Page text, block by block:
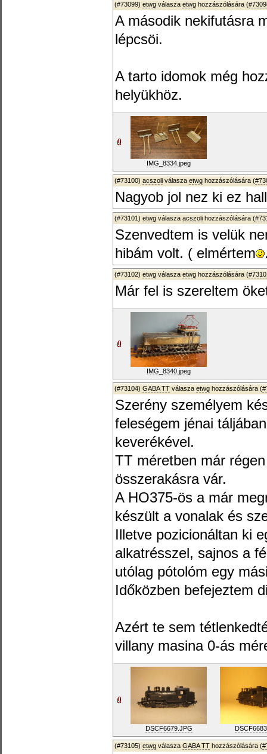
(#73099) etwg válasza etwg hozzászólására (
A második nekifutásra
lépcsöi.
A tarto idomok még
helyükhöz.
IMG_8334.jpeg
(#73100) acszoli válasza etwg hozzászólására (
Nagyob jol nez ki ez
(#73101) etwg válasza acszoli hozzászólására (
Szenvedtem is velük
hibám volt. ( elmértem
(#73102) etwg válasza etwg hozzászólására (
Már fel is szereltem
IMG_8340.jpeg
(#73104) GABA TT válasza etwg hozzászólására (
Szerény személyem
feleségem jénai
keverékével.
TT méretben már
összerakásra vár.
A HO375-ös a már
készült a vonalak és
Illetve pozicionáltan ki
alkatrésszel, sajnos a
utólag pótolóm egy
Időközben befejeztem
Azért te sem
villany masina 0-ás
DSCF6679.JPG
(#73105) etwg válasza GABA TT hozzászólására (